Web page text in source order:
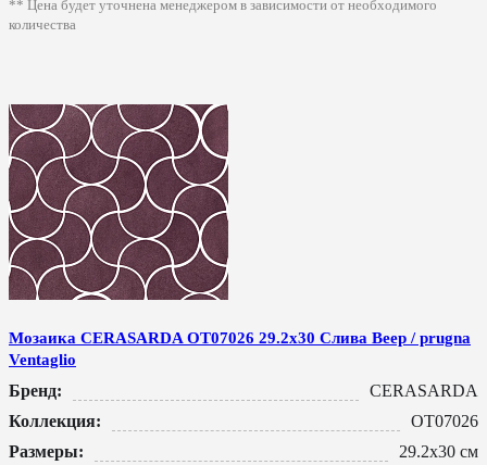
** Цена будет уточнена менеджером в зависимости от необходимого
количества
Мозаика CERASARDA ОТ07026 29.2x30 Слива Веер / prugna
Ventaglio
Бренд:
CERASARDA
Коллекция:
ОТ07026
Размеры:
29.2x30 см